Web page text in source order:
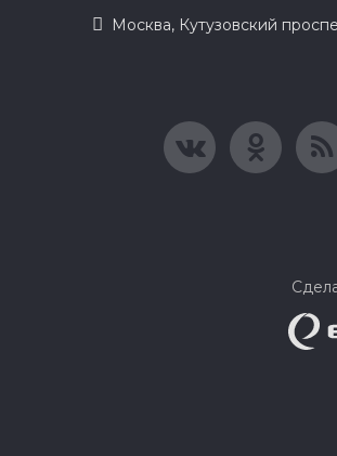
Москва, Кутузовский